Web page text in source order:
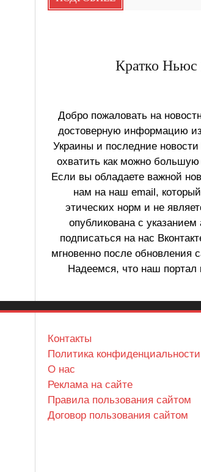
Кратко Ньюс
Добро пожаловать на
достоверную информацию
Украины и последние
охватить как можно
Если вы обладаете важной
нам на наш email,
этических норм и не
опубликована с
подписаться на нас
мгновенно после обновления
Надеемся, что наш
Контакты
Политика конфиденциальности
О нас
Реклама на сайте
Правила пользования сайтом
Договор пользования сайтом